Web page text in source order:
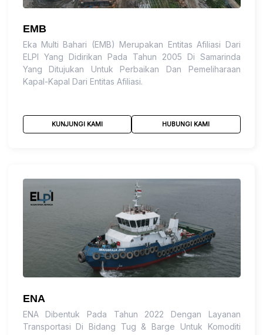
EMB
Eka Multi Bahari (EMB) Merupakan Entitas Afiliasi Dari
ELPI Yang Didirikan Pada Tahun 2005 Di Samarinda
Yang Ditujukan Untuk Perbaikan Dan Pemeliharaan
Kapal-Kapal Dari Entitas Afiliasi.
KUNJUNGI KAMI HUBUNGI KAMI
ENA
ENA Dibentuk Pada Tahun 2022 Dengan Layanan
Transportasi Di Bidang Tug & Barge Untuk Komoditi